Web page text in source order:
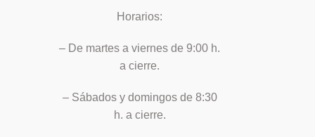
Horarios:
– De martes a viernes de 9:00 h.
a cierre.
– Sábados y domingos de 8:30
h. a cierre.